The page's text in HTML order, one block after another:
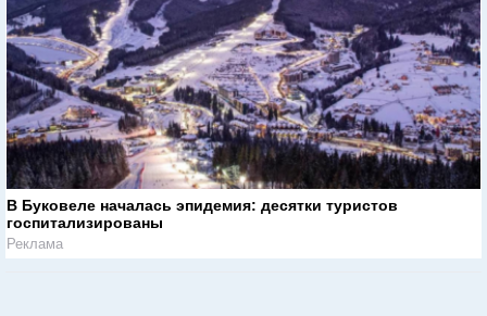
В Буковеле началась эпидемия: десятки туристов
госпитализированы
Реклама